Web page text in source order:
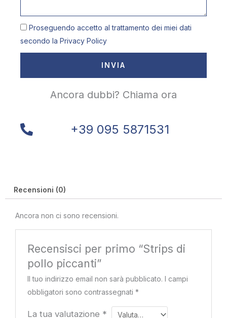
Proseguendo accetto al trattamento dei miei dati
secondo la Privacy Policy
INVIA
Ancora dubbi? Chiama ora
+39 095 5871531
Recensioni (0)
Ancora non ci sono recensioni.
Recensisci per primo “Strips di
pollo piccanti”
Il tuo indirizzo email non sarà pubblicato. I campi
obbligatori sono contrassegnati*
La tua valutazione *